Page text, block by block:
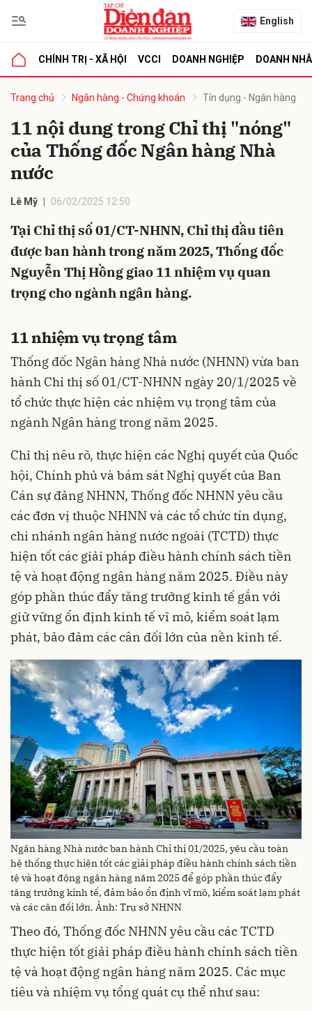
English
CHÍNH TRỊ - XÃ HỘI VCCI DOANH NGHIỆP DOANH
Trang chủ Ngân hàng - Chứng khoán Tín dụng - Ngân hàng
11 nội dung trong Chỉ thị "nóng"
của Thống đốc Ngân hàng Nhà
nước
Lê Mỹ 06/02/2025 12:50
Tại Chỉ thị số 01/CT-NHNN, Chỉ thị đầu tiên
được ban hành trong năm 2025, Thống đốc
Nguyễn Thị Hồng giao 11 nhiệm vụ quan
trọng cho ngành ngân hàng.
11 nhiệm vụ trọng tâm
Thống đốc Ngân hàng Nhà nước (NHNN) vừa ban
hành Chỉ thị số 01/CT-NHNN ngày 20/1/2025 về
tổ chức thực hiện các nhiệm vụ trọng tâm của
ngành Ngân hàng trong năm 2025.
Chỉ thị nêu rõ, thực hiện các Nghị quyết của Quốc
hội, Chính phủ và bám sát Nghị quyết của Ban
Cán sự đảng NHNN, Thống đốc NHNN yêu cầu
các đơn vị thuộc NHNN và các tổ chức tín dụng,
chi nhánh ngân hàng nước ngoài (TCTD) thực
hiện tốt các giải pháp điều hành chính sách tiền
tệ và hoạt động ngân hàng năm 2025. Điều này
góp phần thúc đẩy tăng trưởng kinh tế gắn với
giữ vững ổn định kinh tế vĩ mô, kiểm soát lạm
phát, bảo đảm các cân đối lớn của nền kinh tế.
Ngân hàng Nhà nước ban hành Chỉ thị 01/2025, yêu cầu toàn
hệ thống thực hiện tốt các giải pháp điều hành chính sách tiền
tệ và hoạt động ngân hàng năm 2025 để góp phần thúc đẩy
tăng trưởng kinh tế, đảm bảo ổn định vĩ mô, kiểm soát lạm phát
và các cân đối lớn. Ảnh: Trụ sở NHNN
Theo đó, Thống đốc NHNN yêu cầu các TCTD
thực hiện tốt giải pháp điều hành chính sách tiền
tệ và hoạt động ngân hàng năm 2025. Các mục
tiêu và nhiệm vụ tổng quát cụ thể như sau:
luận
Hủy